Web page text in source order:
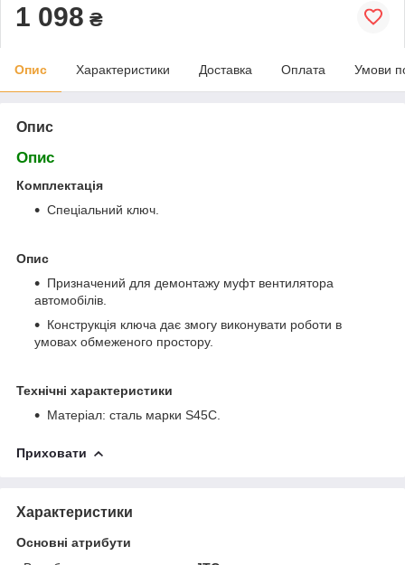
1 098 ₴
Опис Характеристики Доставка Оплата Умови
Опис
Опис
Комплектація
Спеціальний ключ.
Опис
Призначений для демонтажу муфт вентилятора
автомобілів.
Конструкція ключа дає змогу виконувати роботи в
умовах обмеженого простору.
Технічні характеристики
Матеріал: сталь марки S45C.
Приховати
Характеристики
Основні атрибути